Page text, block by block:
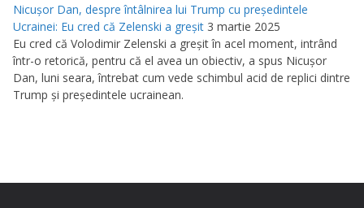
Nicuşor Dan, despre întâlnirea lui Trump cu preşedintele
Ucrainei: Eu cred că Zelenski a greşit 3 martie 2025
Eu cred că Volodimir Zelenski a greşit în acel moment, intrând
într-o retorică, pentru că el avea un obiectiv, a spus Nicuşor
Dan, luni seara, întrebat cum vede schimbul acid de replici dintre
Trump şi preşedintele ucrainean.